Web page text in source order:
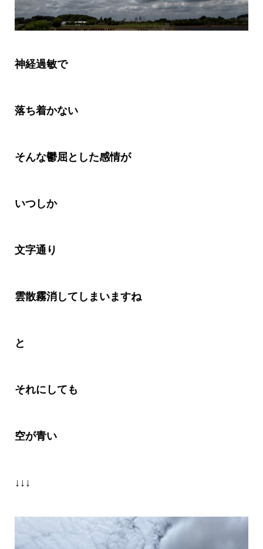
神経過敏で
落ち着かない
そんな鬱屈とした感情が
いつしか
文字通り
雲散霧消してしまいますね
と
それにしても
空が青い
↓↓↓